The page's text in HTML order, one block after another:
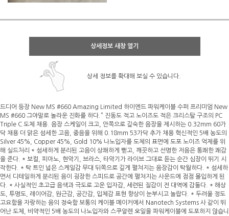
상세정보 새창 열기
상세 정보를 확대해 보실 수 있습니다.
드디어 등장 New MS #660 Amazing Limited 하이엔드 파워케이블 수퍼 프리미엄 New
MS #660 그야말로 놀라운 진화를 하다.” 진동도 적고 노이즈도 적은 크리스탈 구조의 PC
Triple C 도체 채용. 음장 스케일이 크고, 안쪽으로 깊숙한 음장을 제시하는 0.32mm 60가
닥 채용 더 맑은 섬세한 고음, 중음을 위해 0.18mm 53가닥 추가 채용 혁신적인 5배 농도의
Silver 45%, Copper 45%, Gold 10% 나노입자를 도체의 표면에 도포 노이즈 억제를 위
해 실드처리 * 섬세하게 분리된 고음이 상쾌하게 뻗고, 깨끗하고 선명한 저음은 통쾌한 쾌감
을 준다. * 보컬, 피아노, 현악기, 브라스, 타악기가 라이브 그대로 듣는 순간 심장이 뛰기 시
작한다. * 탁 트인 넓은 스케일감 무대 뒤쪽으로 깊게 펼쳐지는 음장감이 탁월하다. * 섬세하
면서 디테일하게 분리된 음이 굉장한 스피드로 공간에 펼쳐지는 사운드에 점점 몰입하게 된
다. * 사실적인 초고급 음색과 극도로 고운 입자감, 세련된 질감이 전 대역에 감돌다. * 해상
도, 투명도, 레이어감, 원근감, 공간감, 입체감 표현 향상이 눈부시고 놀랍다. * 두려울 정도
고요함을 자랑하는 음의 정숙함 보통의 케이블 메이커에서 Nanotech Systems 사 같이 뛰
어난 도체, 비약적인 5배 농도의 나노입자와 스쿠알렌 오일을 파워케이블에 도포하지 않습니